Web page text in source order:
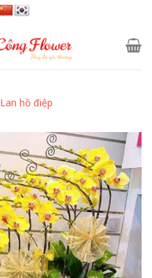
Lan hồ điệp